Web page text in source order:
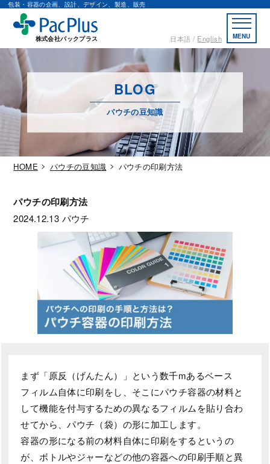
包装・容器の企画、設計、デザイン、製造、販売
株式会社パックプラス 日本語 English MENU
BLOG
パウチの豆知識
HOME パウチの豆知識 パウチの印刷方法
パウチの印刷方法
2024.12.13 パウチ
まず「原反（げんたん）」という数千mあるベース
フィルム自体に印刷をし、そこにパウチ容器の材料と
して機能を付与するための異なるフィルムを貼り合わ
せてから、パウチ（袋）の形に加工します。
容器の形になる前の材料自体に印刷をするというの
が、ボトルやジャーなどの他の容器への印刷手順と異